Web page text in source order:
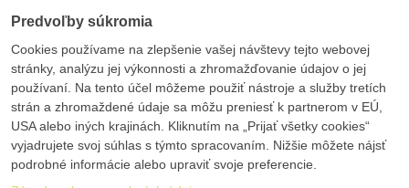
Predvoľby súkromia
Cookies používame na zlepšenie vašej návštevy tejto webovej
stránky, analýzu jej výkonnosti a zhromažďovanie údajov o jej
používaní. Na tento účel môžeme použiť nástroje a služby tretích
strán a zhromaždené údaje sa môžu preniesť k partnerom v EÚ,
USA alebo iných krajinách. Kliknutím na „Prijať všetky cookies“
vyjadrujete svoj súhlas s týmto spracovaním. Nižšie môžete nájsť
podrobné informácie alebo upraviť svoje preferencie.